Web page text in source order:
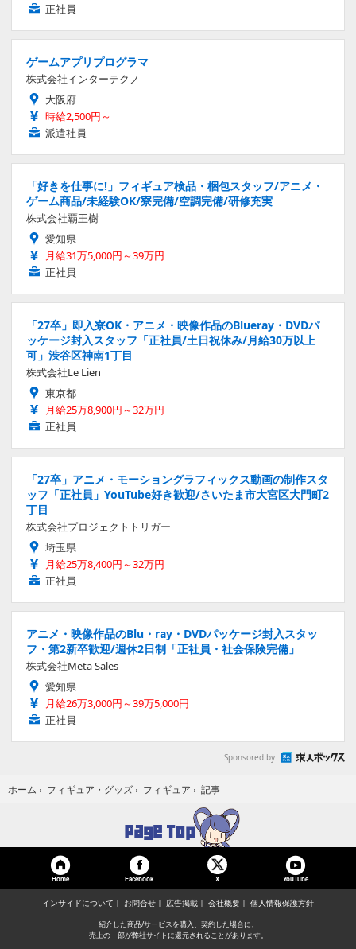
正社員
ゲームアプリプログラマ
株式会社インターテクノ
大阪府
時給2,500円～
派遣社員
「好きを仕事に!」フィギュア検品・梱包スタッフ/アニメ・
ゲーム商品/未経験OK/寮完備/空調完備/研修充実
株式会社覇王樹
愛知県
月給31万5,000円～39万円
正社員
「27卒」即入寮OK・アニメ・映像作品のBlueray・DVDパ
ッケージ封入スタッフ「正社員/土日祝休み/月給30万以上
可」渋谷区神南1丁目
株式会社Le Lien
東京都
月給25万8,900円～32万円
正社員
「27卒」アニメ・モーショングラフィックス動画の制作スタ
ッフ「正社員」YouTube好き歓迎/さいたま市大宮区大門町2
丁目
株式会社プロジェクトトリガー
埼玉県
月給25万8,400円～32万円
正社員
アニメ・映像作品のBlu・ray・DVDパッケージ封入スタッ
フ・第2新卒歓迎/週休2日制「正社員・社会保険完備」
株式会社Meta Sales
愛知県
月給26万3,000円～39万5,000円
正社員
Sponsored by
ホーム › フィギュア・グッズ › フィギュア › 記事
Home Facebook X YouTube
インサイドについて お問合せ 広告掲載 会社概要 個人情報保護方針
紹介した商品/サービスを購入、契約した場合に、
売上の一部が弊社サイトに還元されることがあります。